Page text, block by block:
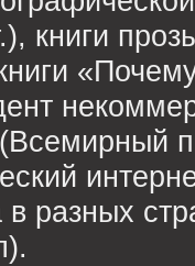
книги
в разных